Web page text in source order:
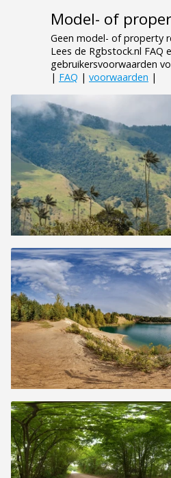
Model- of
Geen model- of property
Lees de Rgbstock.nl FAQ
gebruikersvoorwaarden
| FAQ | voorwaarden |